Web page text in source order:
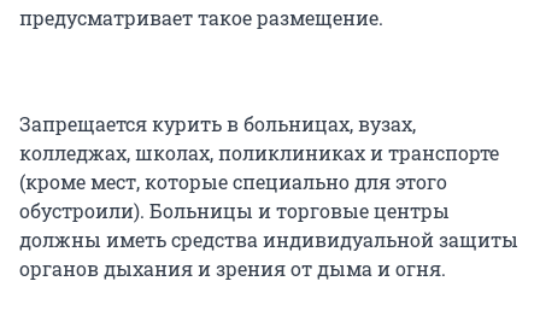
предусматривает такое размещение.
Запрещается курить в больницах, вузах,
колледжах, школах, поликлиниках и транспорте
(кроме мест, которые специально для этого
обустроили). Больницы и торговые центры
должны иметь средства индивидуальной защиты
органов дыхания и зрения от дыма и огня.